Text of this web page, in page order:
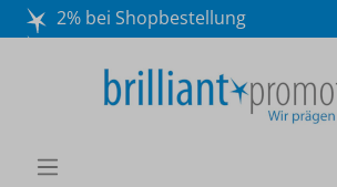
2% bei Shopbestellung
Wir beraten Sie gerne:
040 / 570